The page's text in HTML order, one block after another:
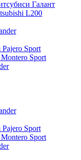
L200
Sport
Sport
Sport
Sport